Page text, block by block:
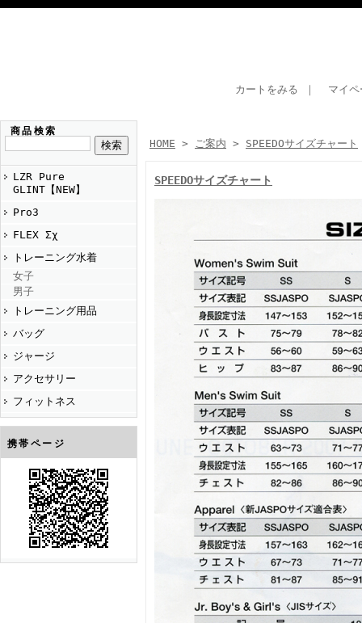
カートをみる ｜ マイ
商品検索
LZR Pure
GLINT【NEW】
Pro3
FLEX Σχ
トレーニング水着
女子
男子
トレーニング用品
バッグ
ジャージ
アクセサリー
フィットネス
携帯ページ
HOME > ご案内 > SPEEDOサイズチャート
SPEEDOサイズチャート